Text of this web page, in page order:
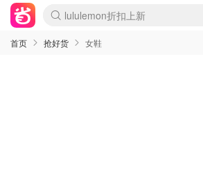
lululemon折扣上新
Sasa美妆护肤3.5折
SSENSE年中2.5折
FreshBeauty好价汇总
Cettire降价+叠9折
WWS Coles超市实拍
viagogo二手票捡漏
Myer超级周末
The Outnet奢牌1折起
David Jones 3折起
Flannels大牌1折
Perfumes Club护肤1折
AMIRO面罩$251
Amazon折扣汇总
eToro入金$200送$50
Amazon数码好物
ICONIC本周7.5折
ThedoubleF高奢地板价
Moose Knuckles 6折
丝芙兰5折起
EUFY摄像头$98
Selenichast首饰2折
Trip机票酒店促销
YSL送5件彩妆礼
Amazon家居好物
Amazon美妆护肤
雅漾大喷$8
过敏原检测盒$33
伊索独家赠50ml沐浴露
科颜氏高保湿面霜$29
SEALIFE海洋馆门票6折
丝塔芙大白罐$16
订阅Newsletter送香薰
Cult Beauty 6.8折
Harrods圣诞日历$525
LN-CC奢牌私促3折
d'Alba空姐喷雾$16
EVE LOM套装£56
Bernardelli独家4折
Adore Beauty 6折起
CT圣诞日历
Mytheresa奢品2.7折
Luxury Escapes 9折
Currentbody美容仪$881
MOON Garden Live
Roborock扫地机$649
Tingo Life水杯$24
Valentino官网5折
CR洗护套装$23
修丽可4件套$159
Myer彩妆2件7折
GANNI官网4.5折
Stylevana韩妆4折
Tessabit高奢8.5折
OGX洗发水$11
Amazon阿德莱德次日达
卡诗8.5折+赠礼
Philips Hue灯具8折
首页 抢好货 女鞋